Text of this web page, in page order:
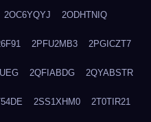
2OC6YQYJ 2ODHTNIQ
2PFU2MB3 2PGICZT7
2QFIABDG 2QYABSTR
2SS1XHM0 2T0TIR21